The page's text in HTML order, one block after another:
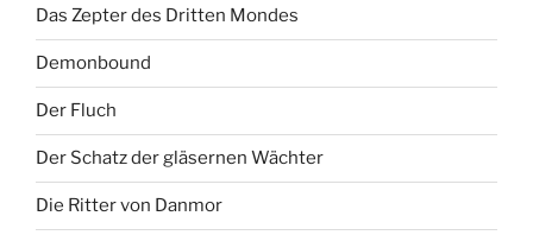
Das Zepter des Dritten Mondes
Demonbound
Der Fluch
Der Schatz der gläsernen Wächter
Die Ritter von Danmor